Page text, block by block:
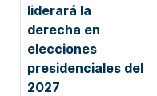
liderará la
derecha en
elecciones
presidenciales del
2027